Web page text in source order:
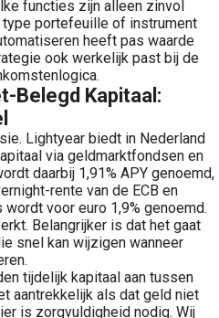
functies zijn alleen zinvol
portefeuille of instrument
heeft pas waarde
ook werkelijk past bij de
Belegd Kapitaal:
Lightyear biedt in Nederland
via geldmarktfondsen en
daarbij 1,91% APY genoemd,
rente van de ECB en
voor euro 1,9% genoemd.
Belangrijker is dat het gaat
snel kan wijzigen wanneer
tijdelijk kapitaal aan tussen
aantrekkelijk als dat geld niet
is zorgvuldigheid nodig. Wij